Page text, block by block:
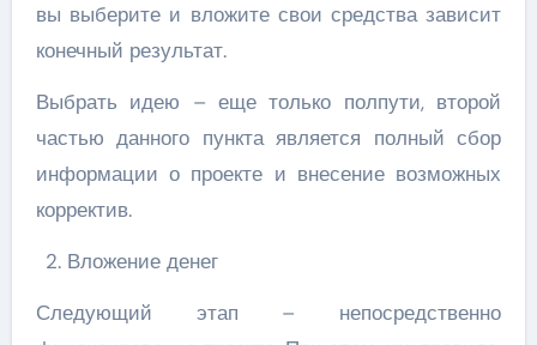
вы выберите и вложите свои средства зависит
конечный результат.
Выбрать идею – еще только полпути, второй
частью данного пункта является полный сбор
информации о проекте и внесение возможных
корректив.
Вложение денег
Следующий этап – непосредственно